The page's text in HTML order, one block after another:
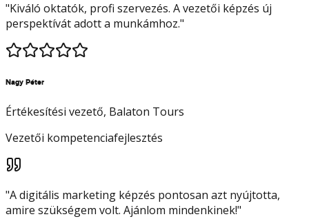
"Kiváló oktatók, profi szervezés. A vezetői képzés új
perspektívát adott a munkámhoz."
Nagy Péter
Értékesítési vezető, Balaton Tours
Vezetői kompetenciafejlesztés
"A digitális marketing képzés pontosan azt nyújtotta,
amire szükségem volt. Ajánlom mindenkinek!"